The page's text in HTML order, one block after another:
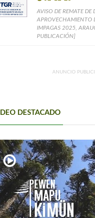
AVISO DE REMATE DE
APROVECHAMIENTO
IMPAGAS 2025,
PUBLICACIÓN]
ANUNCIO
DESTACADO